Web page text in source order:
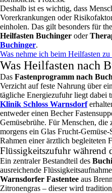
Deshalb ist es wichtig, dass
Vorerkrankungen oder
einholen. Das gilt besonders für
Heilfasten Buchinger oder
Buchinger.
Was nehme ich beim Heilfasten zu
Was Heilfasten nach
Das Fastenprogramm nach
Verzicht auf feste Nahrung über
tägliche Energiezufuhr liegt dabei
Klinik Schloss Warnsdorf
entweder einen Becher
Gemüsebrühe. Für Menschen,
morgens ein Glas
Rahmen einer ärztlich begleiteten
Flüssigkeitszufuhr während
Ein zentraler Bestandteil des
ausreichende
Warnsdorfer Fastentee aus
Zitronengras – dieser wird